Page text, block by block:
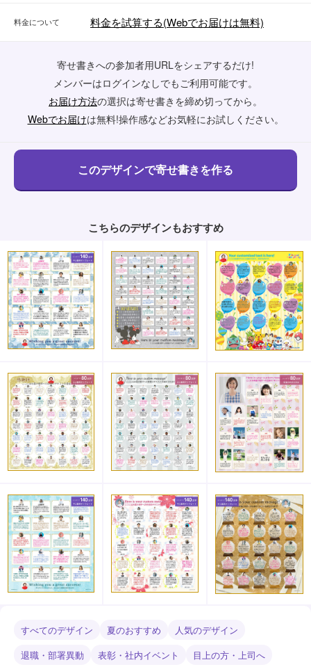
料金について 料金を試算する(Webでお届けは無料)
寄せ書きへの参加者用URLをシェアするだけ!
メンバーはログインなしでもご利用可能です。
お届け方法の選択は寄せ書きを締め切ってから。
Webでお届けは無料!操作感などお気軽にお試しください。
こちらのデザインもおすすめ
すべてのデザイン 夏のおすすめ
人気のデザイン
退職・部署異動
表彰・社内イベント 目上の方・上司へ